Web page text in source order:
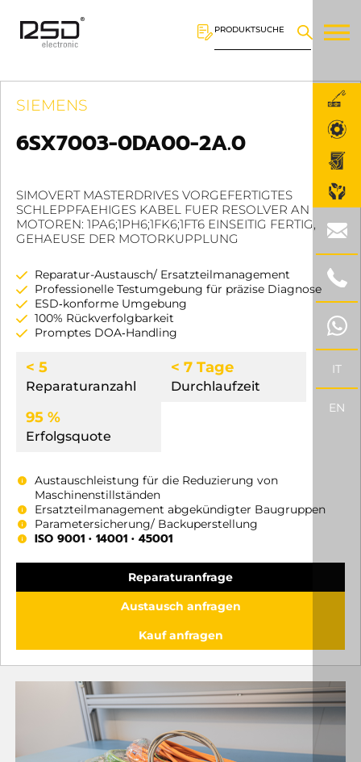
PRODUKTSUCHE
IT
EN
SIEMENS
6SX7003-0DA00-2A.0
SIMOVERT MASTERDRIVES VORGEFERTIGTES
SCHLEPPFAEHIGES KABEL FUER RESOLVER AN
MOTOREN: 1PA6;1PH6;1FK6;1FT6 EINSEITIG FERTIG,
GEHAEUSE DER MOTORKUPPLUNG
Reparatur-Austausch/ Ersatzteilmanagement
Professionelle Testumgebung für präzise Diagnose
ESD‑konforme Umgebung
100% Rückverfolgbarkeit
Promptes DOA‑Handling
< 5
Reparaturanzahl
< 7 Tage
Durchlaufzeit
95 %
Erfolgsquote
Austauschleistung für die Reduzierung von
Maschinenstillständen
Ersatzteilmanagement abgekündigter Baugruppen
Parametersicherung/ Backuperstellung
ISO 9001 • 14001 • 45001
Reparaturanfrage
Austausch anfragen
Kauf anfragen